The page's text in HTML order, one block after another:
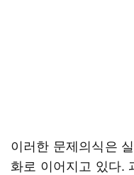
이러한 문제의식은
화로 이어지고 있다.